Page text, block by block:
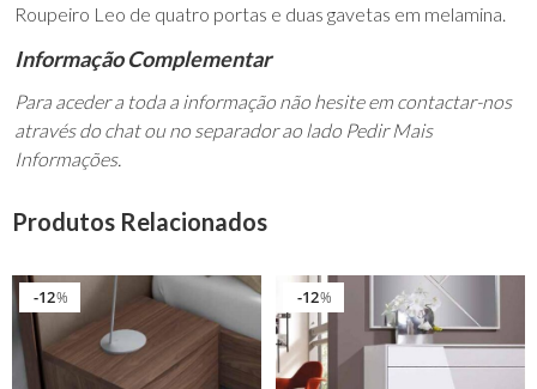
Roupeiro Leo de quatro portas e duas gavetas em melamina.
Informação Complementar
Para aceder a toda a informação não hesite em contactar-nos
através do chat ou no separador ao lado Pedir Mais
Informações.
Produtos Relacionados
%
12 %
12